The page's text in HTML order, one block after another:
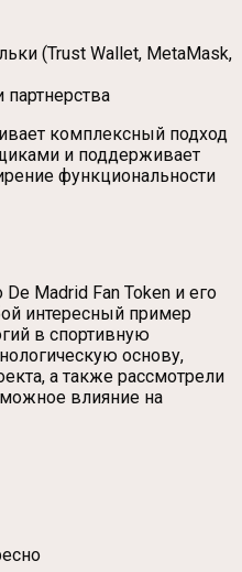
(Trust Wallet, MetaMask,
комплексный подход
и поддерживает
функциональности
Madrid Fan Token и его
интересный пример
в спортивную
основу,
а также рассмотрели
влияние на